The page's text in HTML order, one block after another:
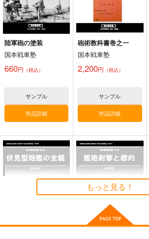
艦船の本 II
T.N.T.SHOW
660 （税込）
ミリタリー
サンプル
カート
紫電改343完結編2巻
須本壮一
3,080 （税込）
オリジナル
菅野直
源田実
サンプル
カート
サンプル
カート
サンプル
カート
陸軍砲の塗装
国本戦車塾
660円 （税込）
サンプル
作品詳細
砲術教科書巻之一
国本戦車塾
2,200円 （税込）
サンプル
作品詳細
もっと見る！